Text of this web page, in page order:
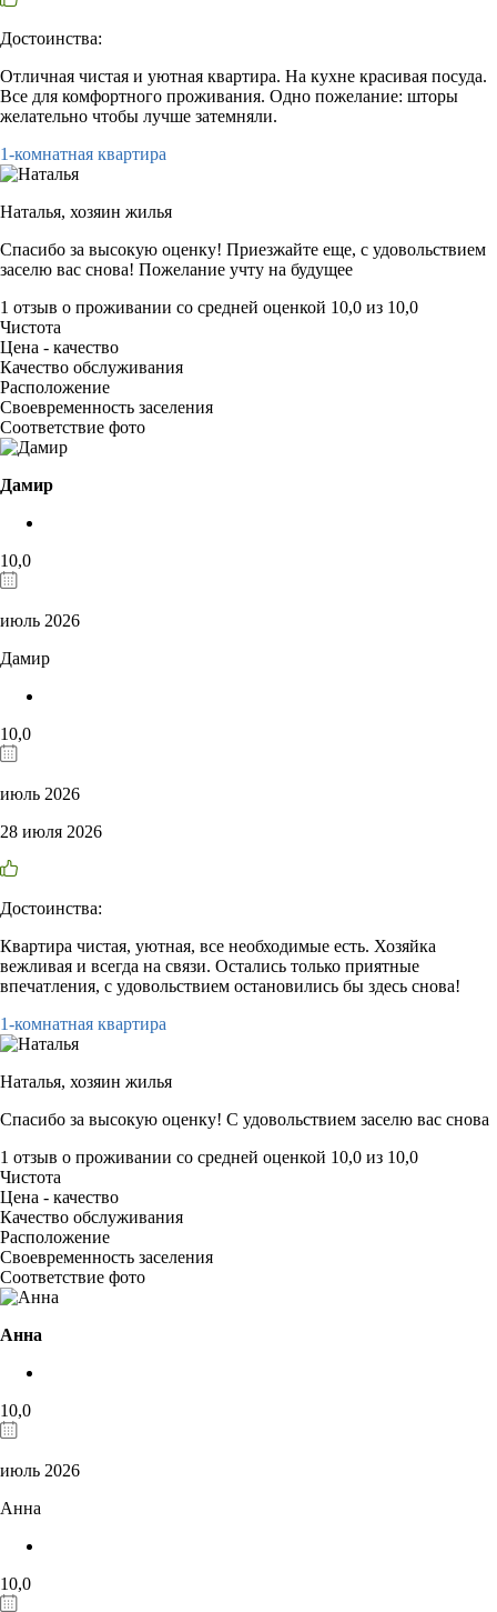
Достоинства:
Отличная чистая и уютная квартира. На кухне красивая посуда.
Все для комфортного проживания. Одно пожелание: шторы
желательно чтобы лучше затемняли.
1-комнатная квартира
Наталья, хозяин жилья
Спасибо за высокую оценку! Приезжайте еще, с удовольствием
заселю вас снова! Пожелание учту на будущее
1 отзыв о проживании со средней оценкой 10,0 из 10,0
Чистота
Цена - качество
Качество обслуживания
Расположение
Своевременность заселения
Соответствие фото
Дамир
10,0
июль 2026
Дамир
10,0
июль 2026
28 июля 2026
Достоинства:
Квартира чистая, уютная, все необходимые есть. Хозяйка
вежливая и всегда на связи. Остались только приятные
впечатления, с удовольствием остановились бы здесь снова!
1-комнатная квартира
Наталья, хозяин жилья
Спасибо за высокую оценку! С удовольствием заселю вас снова
1 отзыв о проживании со средней оценкой 10,0 из 10,0
Чистота
Цена - качество
Качество обслуживания
Расположение
Своевременность заселения
Соответствие фото
Анна
10,0
июль 2026
Анна
10,0